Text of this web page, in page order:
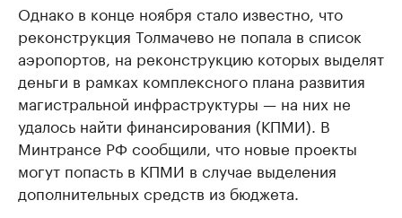
Однако в конце ноября стало известно, что
реконструкция Толмачево не попала в список
аэропортов, на реконструкцию которых выделят
деньги в рамках комплексного плана развития
магистральной инфраструктуры — на них не
удалось найти финансирования (КПМИ). В
Минтрансе РФ сообщили, что новые проекты
могут попасть в КПМИ в случае выделения
дополнительных средств из бюджета.